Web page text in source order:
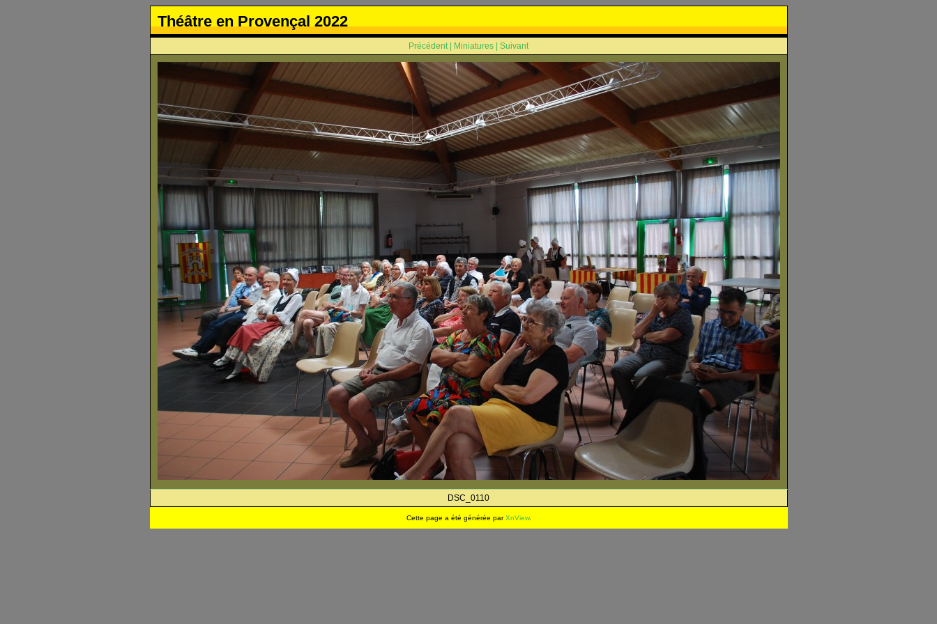
Théâtre en Provençal 2022
Précédent| Miniatures Suivant
DSC_0110
Cette page a été générée parXnView.